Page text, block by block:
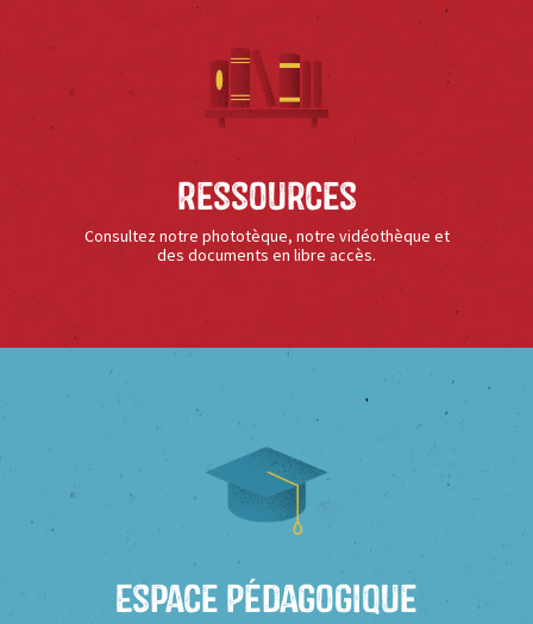
Ressources
Consultez notre phototèque, notre vidéothèque et
des documents en libre accès.
Espace Pédagogique